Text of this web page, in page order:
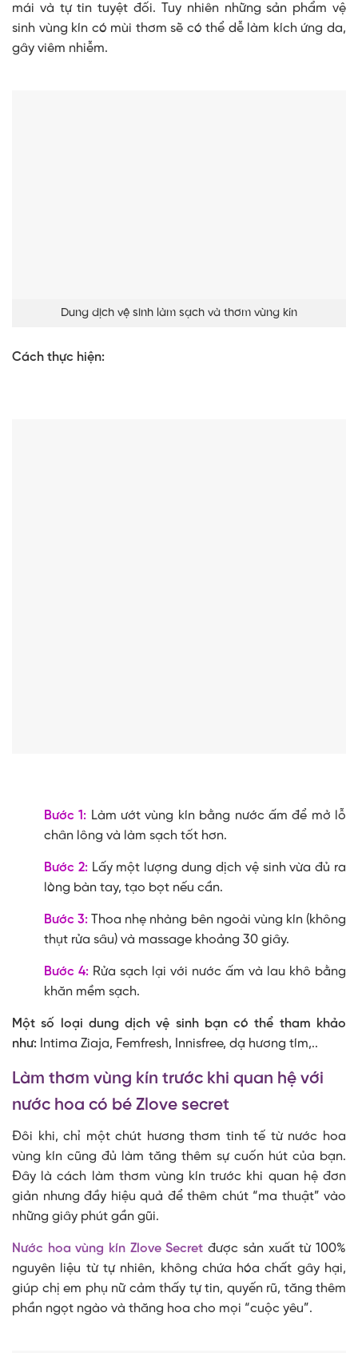
mái và tự tin tuyệt đối. Tuy nhiên những sản phẩm vệ
sinh vùng kín có mùi thơm sẽ có thể dễ làm kích ứng da,
gây viêm nhiễm.
Dung dịch vệ sinh làm sạch và thơm vùng kín
Cách thực hiện:
Bước 1: Làm ướt vùng kín bằng nước ấm để mở lỗ
chân lông và làm sạch tốt hơn.
Bước 2: Lấy một lượng dung dịch vệ sinh vừa đủ ra
lòng bàn tay, tạo bọt nếu cần.
Bước 3: Thoa nhẹ nhàng bên ngoài vùng kín (không
thụt rửa sâu) và massage khoảng 30 giây.
Bước 4: Rửa sạch lại với nước ấm và lau khô bằng
khăn mềm sạch.
Một số loại dung dịch vệ sinh bạn có thể tham khảo
như: Intima Ziaja, Femfresh, Innisfree, dạ hương tím,..
Làm thơm vùng kín trước khi quan hệ với
nước hoa có bé Zlove secret
Đôi khi, chỉ một chút hương thơm tinh tế từ nước hoa
vùng kín cũng đủ làm tăng thêm sự cuốn hút của bạn.
Đây là cách làm thơm vùng kín trước khi quan hệ đơn
giản nhưng đầy hiệu quả để thêm chút “ma thuật” vào
những giây phút gần gũi.
Nước hoa vùng kín Zlove Secret được sản xuất từ 100%
nguyên liệu từ tự nhiên, không chứa hóa chất gây hại,
giúp chị em phụ nữ cảm thấy tự tin, quyến rũ, tăng thêm
phần ngọt ngào và thăng hoa cho mọi “cuộc yêu”.